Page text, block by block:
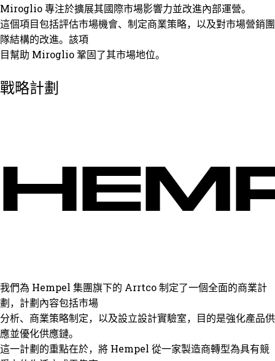
Miroglio 專注於擴展其國際市場影響力並改進內部運營。
這個項目包括評估市場機會、制定商業策略，以及對市場營銷團
隊結構的改進。該項
目幫助 Miroglio 鞏固了其市場地位。
戰略計劃
我們為 Hempel 集團旗下的 Arrtco 制定了一個全面的商業計
劃，計劃內容包括市場
分析、商業策略制定，以及設立設計實驗室，目的是強化產品供
應並優化供應鏈。
這一計劃的重點在於，將 Hempel 從一家製造商轉型為具有競